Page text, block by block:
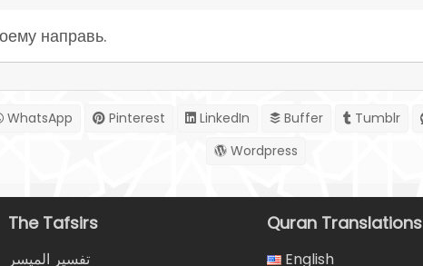
направь.
WhatsApp Pinterest LinkedIn Buffer Tumblr
Wordpress
The Tafsirs
تفسير المیسر
Quran Translations
English